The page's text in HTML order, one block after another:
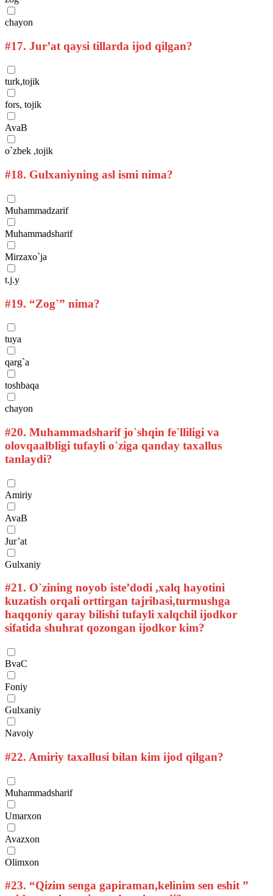
chayon
#17. Jur’at qaysi tillarda ijod qilgan?
turk,tojik
fors, tojik
AvaB
o`zbek ,tojik
#18. Gulxaniyning asl ismi nima?
Muhammadzarif
Muhammadsharif
Mirzaxo`ja
t.j.y
#19. “Zog`” nima?
tuya
qarg`a
toshbaqa
chayon
#20. Muhammadsharif jo`shqin fe`lliligi va
olovqaalbligi tufayli o`ziga qanday taxallus
tanlaydi?
Amiriy
AvaB
Jur’at
Gulxaniy
#21. O`zining noyob iste’dodi ,xalq hayotini
kuzatish orqali orttirgan tajribasi,turmushga
haqqoniy qaray bilishi tufayli xalqchil ijodkor
sifatida shuhrat qozongan ijodkor kim?
BvaC
Foniy
Gulxaniy
Navoiy
#22. Amiriy taxallusi bilan kim ijod qilgan?
Muhammadsharif
Umarxon
Avazxon
Olimxon
#23. “Qizim senga gapiraman,kelinim sen eshit ”